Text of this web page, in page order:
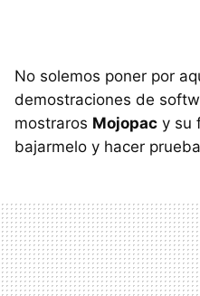
No solemos poner por
demostraciones de
mostraros Mojopac y su
bajarmelo y hacer